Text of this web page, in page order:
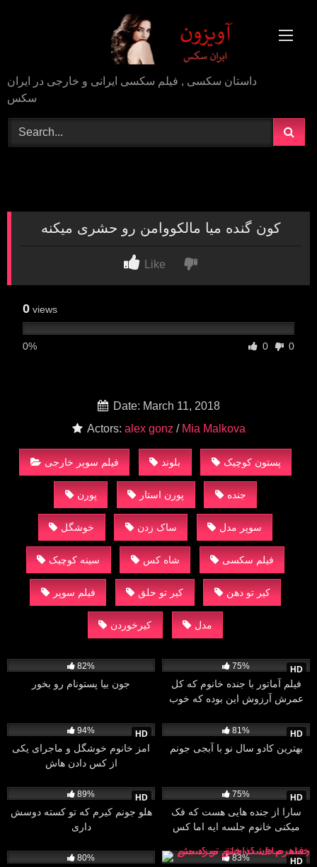
داستان سکسی , فیلم سکسی ایرانی و خارجی در ایران
سکس
کون گنده میا مالکووامن رو حشری میکنه
Like
0 views
0% 0 0
Date: March 11, 2018
Actors: alex gonz / Mia Malkova
فیلم سوپر خارجی بلوند پستون کوچیک
پورن پورن استار جنده
خوشگل ساک زدن سوپر مدل
سینه کوچیک شاه کس فیلم سکسی
فیلم سوپر کیر تو حلق کیر تو دهن
کیرخوردن مدل
82%
جون بیا پستونام رو بخور
HD
75%
فیلم آماتور با جنده خانوم که کل
عمرش آرزوش این بوده که خوب
HD
94%
امز خانوم خوشگل و ماجرای یکی
از کس دادن هاش
HD
81%
بهترین کادو سال نو با آبجی جونم
HD
89%
هلو جونم کیرم که تو کسته دوسش
داری
HD
75%
سارا از جنده هایی هست که فک
میکنی خانوم جلسه ایه اما کس
80%
HD
83%